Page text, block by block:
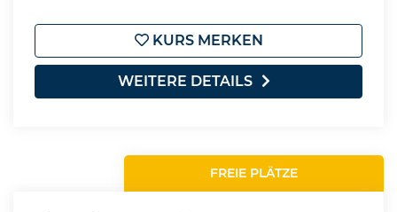
KURS MERKEN
WEITERE DETAILS
FREIE PLÄTZE